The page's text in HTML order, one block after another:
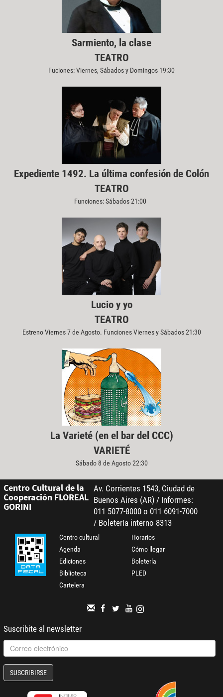
Sarmiento, la clase
TEATRO
Fuciones: Viernes, Sábados y Domingos 19:30
Expediente 1492. La última confesión de Colón
TEATRO
Funciones: Sábados 21:00
Lucio y yo
TEATRO
Estreno Viernes 7 de Agosto. Funciones Viernes y Sábados 21:30
La Varieté (en el bar del CCC)
VARIETÉ
Sábado 8 de Agosto 22:30
Centro Cultural de la
Cooperación FLOREAL
GORINI
Av. Corrientes 1543, Ciudad de
Buenos Aires (AR) / Informes:
011 5077-8000 o 011 6091-7000
/ Boletería interno 8313
Centro cultural
Agenda
Ediciones
Biblioteca
Cartelera
Horarios
Cómo llegar
Boletería
PLED
Suscribite al newsletter
SUSCRIBIRSE